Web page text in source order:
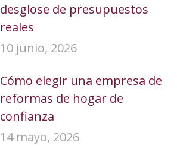
desglose de presupuestos
reales
10 junio, 2026
Cómo elegir una empresa de
reformas de hogar de
confianza
14 mayo, 2026